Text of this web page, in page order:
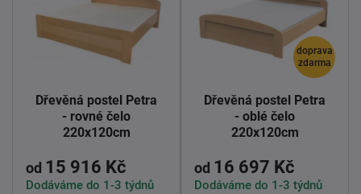
Dřevěná postel Petra
- rovné čelo
220x120cm
od 15 916 Kč
Dodáváme do 1-3 týdnů
doprava
zdarma
Dřevěná postel Petra
- oblé čelo
220x120cm
od 16 697 Kč
Dodáváme do 1-3 týdnů